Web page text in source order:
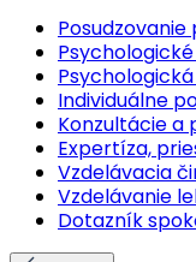
Individuálne
Konzultácie a
Expertíza,
Vzdelávacia
Vzdelávanie
Dotazník